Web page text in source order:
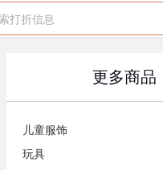
更多商品
儿童服饰
玩具